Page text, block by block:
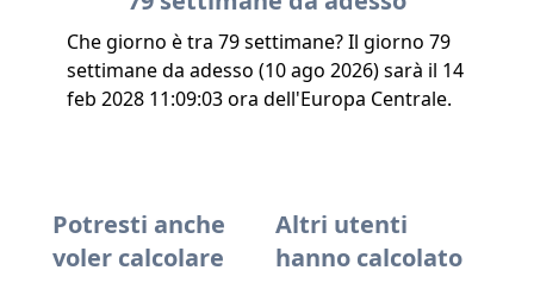
Che giorno è tra 79 settimane? Il giorno 79
settimane da adesso (10 ago 2026) sarà il 14
feb 2028 11:09:03 ora dell'Europa Centrale.
Potresti anche
voler calcolare
Altri utenti
hanno calcolato